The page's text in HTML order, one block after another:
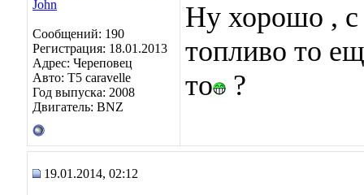
Сообщений: 190
Регистрация: 18.01.2013
Адрес: Череповец
Авто: Т5 caravelle
Год выпуска: 2008
Двигатель: BNZ
Ну хорошо , с
топливо то
то
?
19.01.2014, 02:12